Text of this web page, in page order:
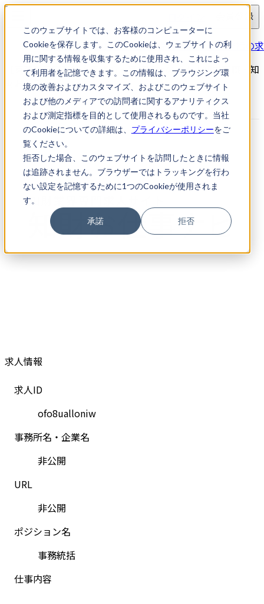
このウェブサイトでは、お客様のコンピューターに
Cookieを保存します。このCookieは、ウェブサイトの利
用に関する情報を収集するために使用され、これによっ
て利用者を記憶できます。この情報は、ブラウジング環
境の改善およびカスタマイズ、およびこのウェブサイト
および他のメディアでの訪問者に関するアナリティクス
および測定指標を目的として使用されるものです。当社
のCookieについての詳細は、 プライバシーポリシーをご
覧ください。
拒否した場合、このウェブサイトを訪問したときに情報
は追跡されません。ブラウザーではトラッキングを行わ
ない設定を記憶するために1つのCookieが使用されま
す。
承諾 拒否
会員登録
求人検索 【東京都港区】特許事務所・事務統括の
【東京都港区】特許事務所・事務統括の求人｜知財転職・知
財お仕事ナビ
求人情報
求人ID
ofo8ualloniw
事務所名・企業名
非公開
URL
非公開
ポジション名
事務統括
仕事内容